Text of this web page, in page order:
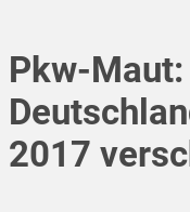
Pkw-
2017